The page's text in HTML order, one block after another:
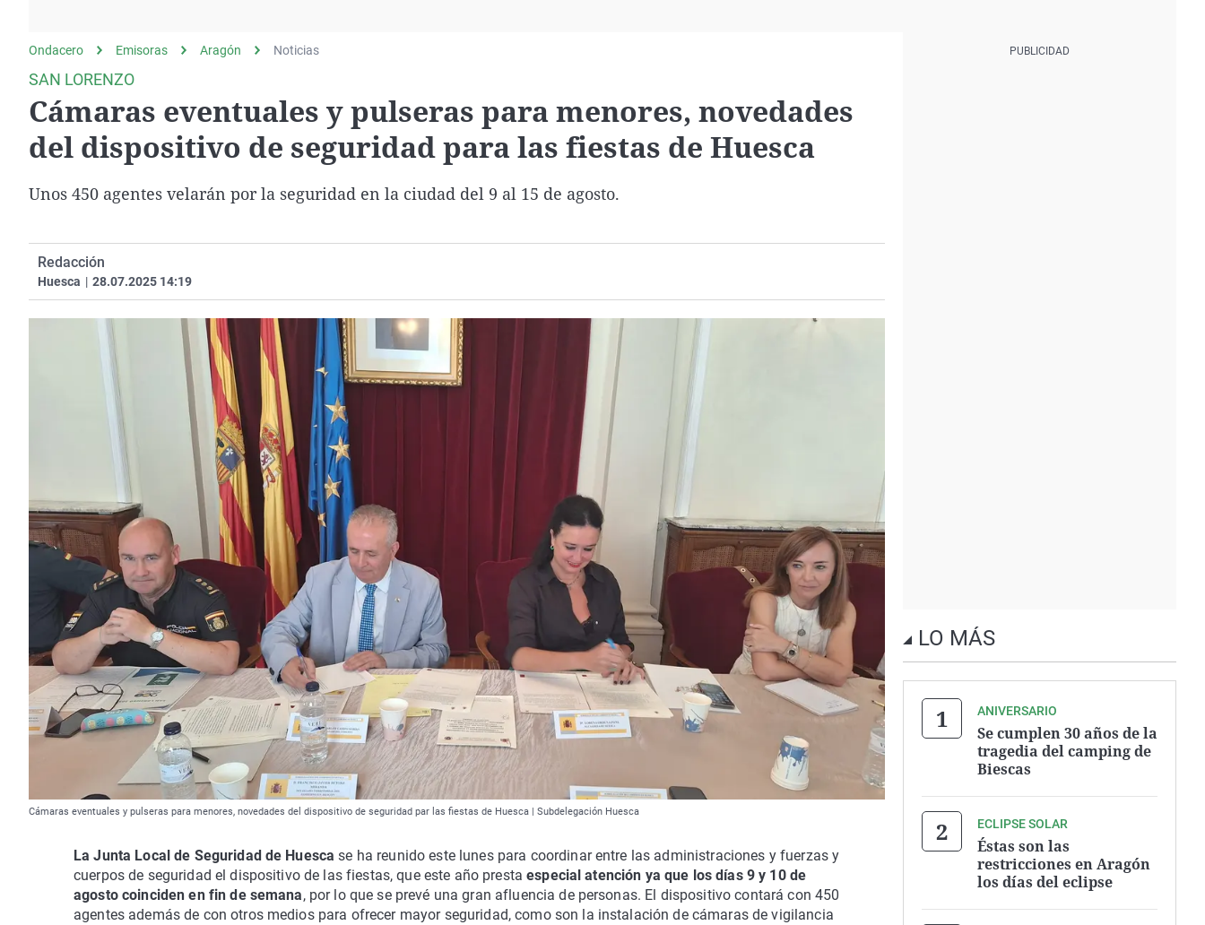
Operación Viuda
Negra
País Vasco
Ondacero Emisoras Aragón Noticias
SAN LORENZO
Cámaras eventuales y pulseras para menores, novedades
del dispositivo de seguridad para las fiestas de Huesca
Unos 450 agentes velarán por la seguridad en la ciudad del 9 al 15 de agosto.
Redacción
Huesca | 28.07.2025 14:19
Cámaras eventuales y pulseras para menores, novedades del dispositivo de seguridad par las fiestas de Huesca | Subdelegación Huesca
La Junta Local de Seguridad de Huesca se ha reunido este lunes para coordinar entre las administraciones y fuerzas y
cuerpos de seguridad el dispositivo de las fiestas, que este año prestaespecial atención ya que los días 9 y 10 de
agosto coinciden en fin de semana, por lo que se prevé una gran afluencia de personas. El dispositivo contará con 450
agentes además de con otros medios para ofrecer mayor seguridad, como son la instalación de cámaras de vigilancia
LO MÁS
ANIVERSARIO
Se cumplen 30 años de la
tragedia del camping de
Biescas
ECLIPSE SOLAR
Éstas son las
restricciones en Aragón
los días del eclipse